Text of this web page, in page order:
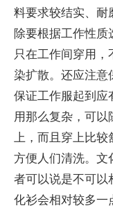
料要求较结实、耐
除要根据工作性质
只在工作间穿用
染扩散。还应注意
保证工作服起到应
用那么复杂，可
上，而且穿上比较
方便人们清洗。文
者可以说是不可以
化衫会相对较多一